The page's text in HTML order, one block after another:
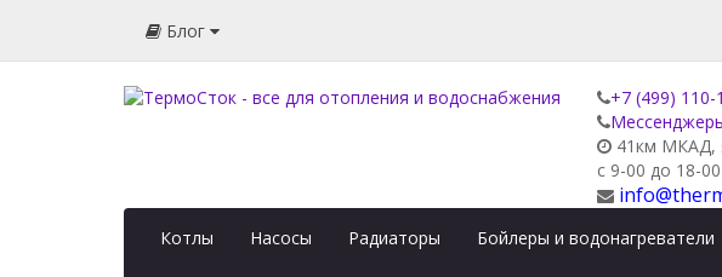
Блог
+7 (499) 110-
41км МКАД,
с 9-00 до 18-
Котлы Насосы Радиаторы Бойлеры и водонагреватели